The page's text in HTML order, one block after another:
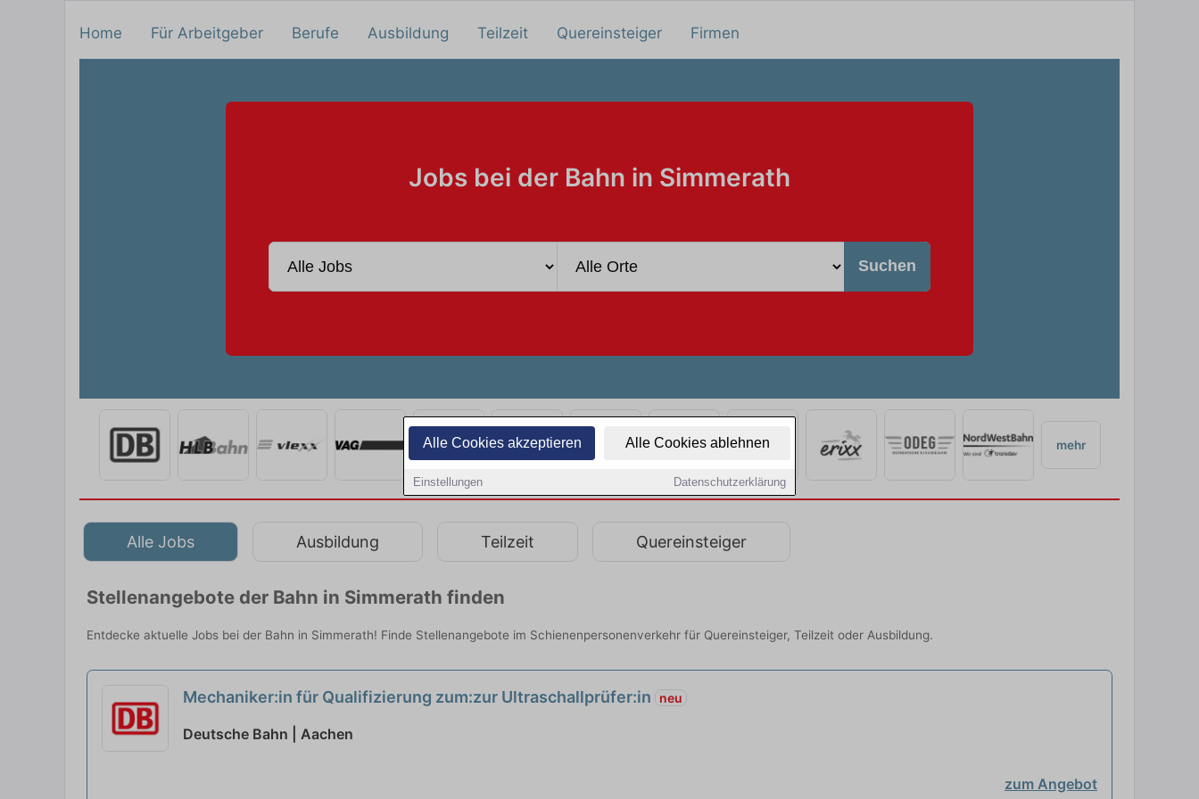
Alle Cookies akzeptieren Alle Cookies ablehnen
Einstellungen Datenschutzerklärung
Home Für Arbeitgeber Berufe Ausbildung Teilzeit Quereinsteiger Firmen
Jobs bei der Bahn in Simmerath
Suchen
mehr
Alle Jobs Ausbildung Teilzeit Quereinsteiger
Stellenangebote der Bahn in Simmerath finden
Entdecke aktuelle Jobs bei der Bahn in Simmerath! Finde Stellenangebote im Schienenpersonenverkehr für Quereinsteiger, Teilzeit oder Ausbildung.
Mechaniker:in für Qualifizierung zum:zur Ultraschallprüfer:in neu
Deutsche Bahn | Aachen
zum Angebot